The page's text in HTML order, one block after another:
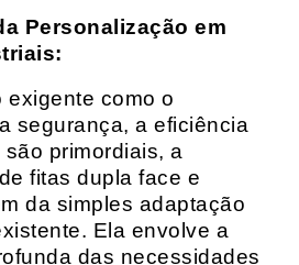
Personalização em
exigente como o
segurança, a eficiência
primordiais, a
fitas dupla face e
da simples adaptação
Ela envolve a
das necessidades